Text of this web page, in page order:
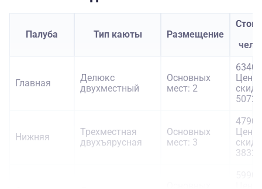
Палуба Тип каюты Размещение
Главная
Делюкс
двухместный
Основных
мест: 2
Цена
Нижняя
Трехместная
двухъярусная
Основных
мест: 3
Цена